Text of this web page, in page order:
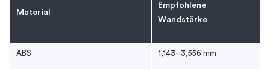
Material
Empfohlene
Wandstärke
ABS 1,143–3,556 mm